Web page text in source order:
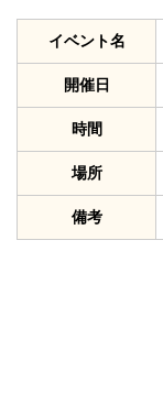
イベント名
開催日
時間
場所
備考